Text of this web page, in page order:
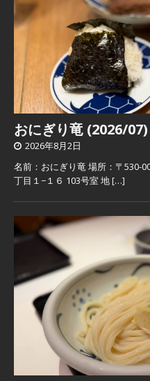
おにぎり竜 (2026/07)
2026年8月2日
名前：おにぎり竜 場所：〒530-
丁目１−１６ 103号室 地[…]